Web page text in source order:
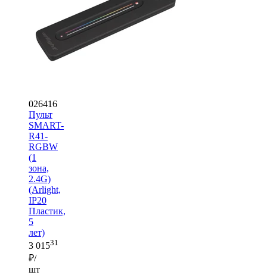
026416
Пульт
SMART-
R41-
RGBW
(1
зона,
2.4G)
(Arlight,
IP20
Пластик,
5
лет)
3 01531
₽/
шт